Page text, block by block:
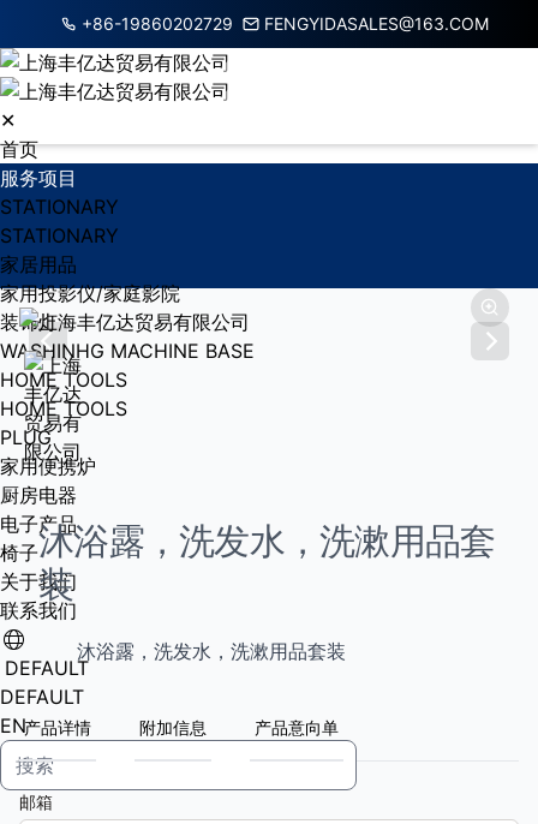
+86-19860202729 FENGYIDASALES@163.COM
✕
首页
服务项目
STATIONARY
STATIONARY
家居用品
家用投影仪/家庭影院
装饰灯
WASHINHG MACHINE BASE
HOME TOOLS
HOME TOOLS
PLUG
家用便携炉
厨房电器
电子产品
椅子
关于我们
联系我们
DEFAULT
DEFAULT
EN
沐浴露，洗发水，洗漱用品套
装
沐浴露，洗发水，洗漱用品套装
产品详情 附加信息 产品意向单
邮箱